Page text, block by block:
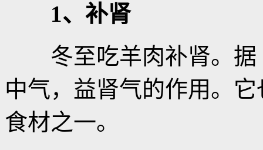
1、补肾
冬至吃羊肉补肾。据
中气，益肾气的作用。
食材之一。